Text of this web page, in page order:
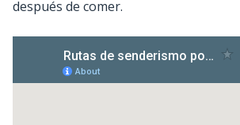
después de comer.